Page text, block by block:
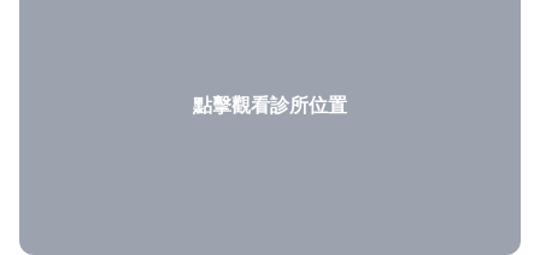
點擊觀看診所位置